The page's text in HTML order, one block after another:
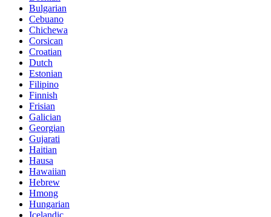
Bulgarian
Cebuano
Chichewa
Corsican
Croatian
Dutch
Estonian
Filipino
Finnish
Frisian
Galician
Georgian
Gujarati
Haitian
Hausa
Hawaiian
Hebrew
Hmong
Hungarian